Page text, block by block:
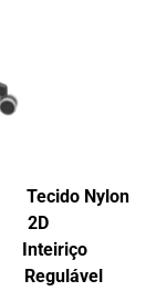
Nylon
2D
Regulável